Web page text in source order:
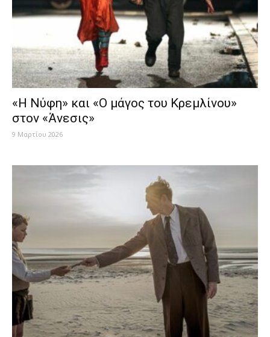
«H Nύφη» και «Ο μάγος του Κρεμλίνου»
στον «Άνεσις»
9 Μαρτίου 2026